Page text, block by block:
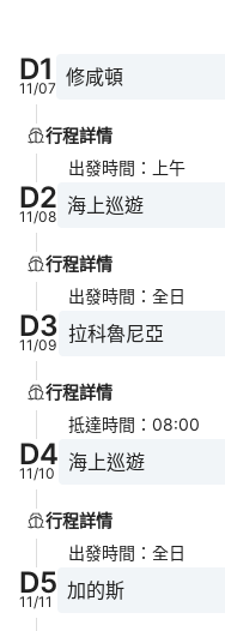
D1
11/07 修咸頓
行程詳情
出發時間 ： 上午
D2
11/08 海上巡遊
行程詳情
出發時間 ： 全日
D3
11/09 拉科魯尼亞
行程詳情
抵達時間 ： 08:00
D4
11/10 海上巡遊
行程詳情
出發時間 ： 全日
D5
11/11 加的斯